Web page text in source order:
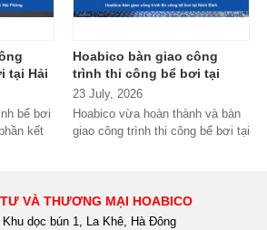
tại Hải
bể bơi
kết
Hoabico bàn giao công
trình thi công bể bơi tại
Ninh Bình
23 July, 2026
Hoabico vừa hoàn thành và bàn
giao công trình thi công bể bơi tại
VÀ THƯƠNG MẠI HOABICO
dọc bún 1, La Khê, Hà Đông